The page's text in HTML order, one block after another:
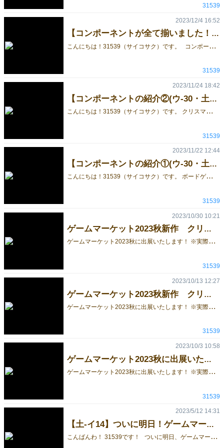
31539
【コンポーネントが全て揃いました！(ウ-30・土)】
こ
んにちは！31539（サイコサク）です。 コンポーネントが全て揃いましたので、 紹介させていただきます。 ゲームが進むにつれて、ボードが可愛くなっていきます♪ 随時新作情報を更新していくので、今後も見ていただければ幸いです。 公式Twitterでも最新情報を投稿しております。良かったらこちらも見て頂ければ幸いです。 31539のTwitterはこちら↓↓↓↓↓↓↓↓↓ https://mobile.twitter.com/kcbg31539 既作5作のゲームはこちら↓↓↓↓↓↓↓↓ みにまむ会議 https://gamemarket.jp/blog/179889 トリノス https://gamemarket.jp/blog/180034 GLOBULE ｰグロビュールｰ https://gamemarket.jp/game/179770 サンカンスシスライド https://gamemarket.jp/game/180128 はぐれちゃやーよ https://gamemarket.jp/game/180588 ​​
2023/12/4 16:52
31539
【コンポーネントの紹介②(ウ-30・土)】
こ
んにちは！31539（サイコサク）です。 クリスマスツリーを作ろう～のコンポーネントの一部を紹介します！ 今回は第二弾です！ 【ボード】 【料理タイル】 ​​​​​ 【カード】 ゲーム後半になるにつれて、ボードの上に駒などが増えていくので 可愛いミニチュアクリスマスマーケットが出来ていきます♪ 随時新作情報を更新していくので、今後も見ていただければ幸いです。 公式Twitterでも最新情報を投稿しております。良かったらこちらも見て頂ければ幸いです。 31539のTwitterはこちら↓↓↓↓↓↓↓↓↓ https://mobile.twitter.com/kcbg31539 既作5作のゲームはこちら↓↓↓↓↓↓↓↓ みにまむ会議 https://gamemarket.jp/blog/179889 トリノス https://gamemarket.jp/blog/180034 GLOBULE ｰグロビュールｰ https://gamemarket.jp/game/179770 サンカンスシスライド https://gamemarket.jp/game/180128 はぐれちゃやーよ https://gamemarket.jp/game/180588 ​​
2023/11/24 18:42
31539
【コンポーネントの紹介①(ウ-30・土)】
こ
んにちは！31539（サイコサク）です。 ボードゲーム クリスマスマーケット～クリスマスツリーを作ろう～のコンポーネントの一部を紹介します！ 【箱】 【駒】 ​​​​​ 【オーナメント】 ゲームが進みにつれてオーナメントがクリスマスツリーに飾られていきます♪ ミープルも小さくて可愛いです！ 随時新作情報を更新していくので、今後も見ていただければ幸いです。 公式Twitterでも最新情報を投稿しております。良かったらこちらも見て頂ければ幸いです。 31539のTwitterはこちら↓↓↓↓↓↓↓↓↓ https://mobile.twitter.com/kcbg31539 既作5作のゲームはこちら↓↓↓↓↓↓↓↓ みにまむ会議 https://gamemarket.jp/blog/179889 トリノス https://gamemarket.jp/blog/180034 GLOBULE ｰグロビュールｰ https://gamemarket.jp/game/179770 サンカンスシスライド https://gamemarket.jp/game/180128 はぐれちゃやーよ https://gamemarket.jp/game/180588
2023/11/22 12:44
31539
ゲームマーケット2023秋新作 クリスマスマーケットのギフトカードをを公開！
ゲ
ームマーケット2023秋に出展いたします！ ※実際のサークルカットとは一部異なります。 こんにちは！31539（サイコサク）です。 ゲームマーケット2023秋で頒布する、新作「クリスマスマーケット～クリスマスツリーを作ろう！～ のギフトカードを公開します！ ギフトカードは相手を妨害したり、自分を有利にしたり様々な効果があるカードです。 また、得点になるカードもあるので、沢山カードを引いて最後に逆転も狙えたりします。 デザインは可愛く仕上がっています。 随時新作情報を更新していくので、今後も見ていただければ幸いです。 公式Twitterでも最新情報を投稿しております。良かったらこちらも見て頂ければ幸いです。 31539のTwitterはこちら↓↓↓↓↓↓↓↓↓ https://mobile.twitter.com/kcbg31539 既作5作のゲームはこちら↓↓↓↓↓↓↓↓ みにまむ会議 https://gamemarket.jp/blog/179889 トリノス https://gamemarket.jp/blog/180034 GLOBULE ｰグロビュールｰ https://gamemarket.jp/game/179770 サンカンスシスライド https://gamemarket.jp/game/180128 はぐれちゃやーよ https://gamemarket.jp/game/180588
2023/10/30 10:21
31539
ゲームマーケット2023秋新作 クリスマスマーケットのゲームボードを公開！
ゲ
ームマーケット2023秋に出展いたします！ ※実際のサークルカットとは一部異なります。 こんにちは！31539（サイコサク）です。 ゲームマーケット2023秋で頒布する、新作「クリスマスマーケット～クリスマスツリーを作ろう！～ のゲームボードを公開します！ 2つ折りで開くとA3サイズの大きいボードになる予定です！ 次回も順次コンポーネントを公開していきますのでチェックお願いいたします！
2023/10/13 12:27
31539
ゲームマーケット2023秋に出展いたします！
ゲ
ームマーケット2023秋に出展いたします！ ※実際のサークルカットとは一部異なります。 こんにちは！31539（サイコサク）です。 今年もゲームマーケット2023秋(1日目)に当選しました！ 今回は既作5作・新作2作を頒布予定です‼ 新作はクリスマスマーケットがモチーフのゲームと コップを倒して中のものをぶちまけるアクションゲームです。 今年は12月の開催ですね！去年と比べて寒いと思いますので、寒いのが苦手な方は寒さ対策をしてお越しください。 随時新作情報を更新していくので、今後も見ていただければ幸いです。 公式Twitterでも最新情報を投稿しております。良かったらこちらも見て頂ければ幸いです。 31539のTwitterはこちら↓↓↓↓↓↓↓↓↓ https://mobile.twitter.com/kcbg31539 既作5作のゲームはこちら↓↓↓↓↓↓↓↓ みにまむ会議 https://gamemarket.jp/blog/179889 トリノス https://gamemarket.jp/blog/180034 GLOBULE ｰグロビュールｰ https://gamemarket.jp/game/179770 サンカンスシスライド https://gamemarket.jp/game/180128 はぐれちゃやーよ https://gamemarket.jp/game/180588
2023/10/3 10:58
31539
【土‐イ14】ついに明日！ゲームマーケット初日！
こ
んばんわ！ 31539です！ ついに明日、ゲームマーケット初日になります。 31539からは、サークルメンバー4名で参加いたします！ 試遊卓もありますので、ゲームを遊んでいただきまして、 面白かったらぜひ買っていただければと思います！！ お品書きは先日公開した通りになります！ 既作もゲームマーケット特価で販売いたしますので、気になった方はぜひ遊びに来てください！ 新作もゲームマーケット終了後にBOOTHで販売いたします。（手数料などでゲームマーケット販売価格から500円値上げいたします） また、新作の「はぐれちゃやーよ」はゲームマーケットチャレンジ参加作品ですので、「ゲームマーケットチャレンジブース」にも展示予定です。 内容等気になった方はゲームマーケット公式サイトを見ていただくかブースまで遊びに来てください！ 明日のゲームマーケット楽しみましょう！！
2023/5/12 14:31